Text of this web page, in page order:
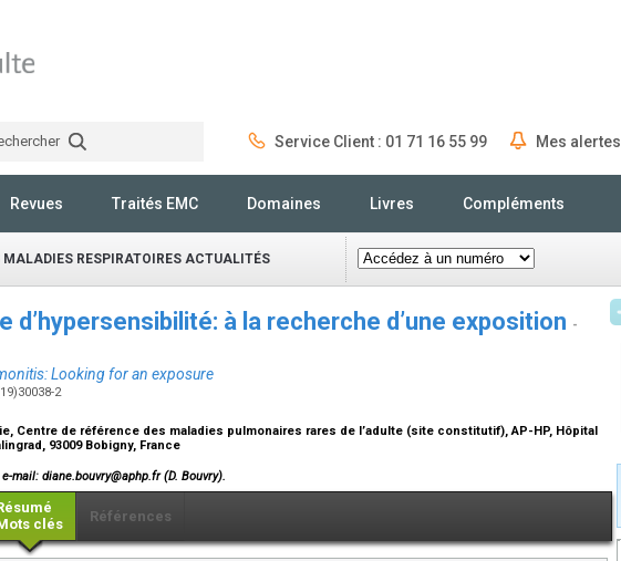
Service Client : 01 71 16 55 99 Mes alertes
Revues Traités EMC Domaines Livres Compléments
MALADIES RESPIRATOIRES ACTUALITÉS
d’hypersensibilité: à la recherche d’une exposition -
Looking for an exposure
2
Centre de référence des maladies pulmonaires rares de l’adulte (site constitutif), AP-HP, Hôpital
93009 Bobigny, France
mail: diane.bouvry@aphp.fr (D. Bouvry).
clés
Références